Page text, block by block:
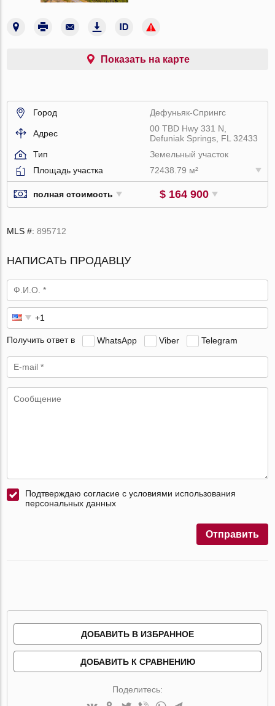
Показать на карте
Город Дефуньяк-Спрингс
Адрес
00 TBD Hwy 331 N,
Defuniak Springs, FL 32433
Тип
Земельный участок
Площадь участка
72438.79 м²
полная стоимость $ 164 900
MLS #:895712
НАПИСАТЬ ПРОДАВЦУ
Получить ответ в WhatsApp Viber Telegram
Подтверждаю согласие с условиями использования
персональных данных
Отправить
ДОБАВИТЬ В ИЗБРАННОЕ
ДОБАВИТЬ К СРАВНЕНИЮ
Поделитесь: